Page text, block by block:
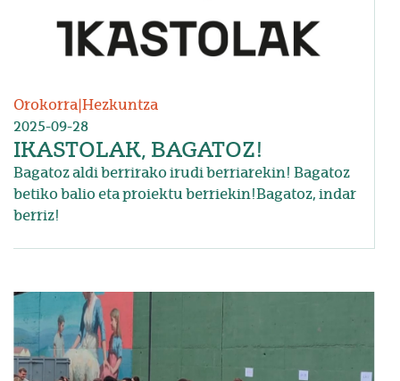
Orokorra| Hezkuntza
2025-09-28
IKASTOLAK, BAGATOZ!
Bagatoz aldi berrirako irudi berriarekin! Bagatoz
betiko balio eta proiektu berriekin!Bagatoz, indar
berriz!
Irudia